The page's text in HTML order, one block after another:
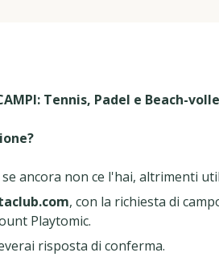
Tennis, Padel e Beach-
se ancora non ce l'hai, altrimenti
, con la richiesta di
Playtomic.
risposta di conferma.